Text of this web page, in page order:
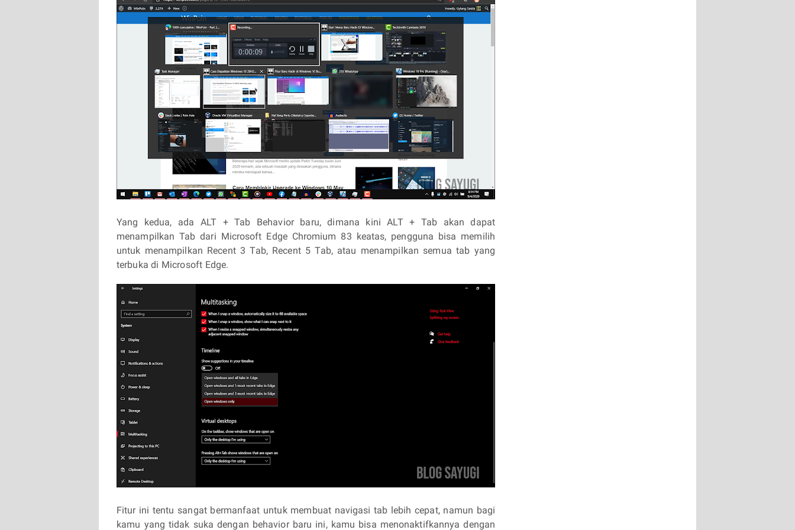
Yang kedua, ada ALT + Tab Behavior baru, dimana kini ALT + Tab akan dapat
menampilkan Tab dari Microsoft Edge Chromium 83 keatas, pengguna bisa memilih
untuk menampilkan Recent 3 Tab, Recent 5 Tab, atau menampilkan semua tab yang
terbuka di Microsoft Edge.
Fitur ini tentu sangat bermanfaat untuk membuat navigasi tab lebih cepat, namun bagi
kamu yang tidak suka dengan behavior baru ini, kamu bisa menonaktifkannya dengan